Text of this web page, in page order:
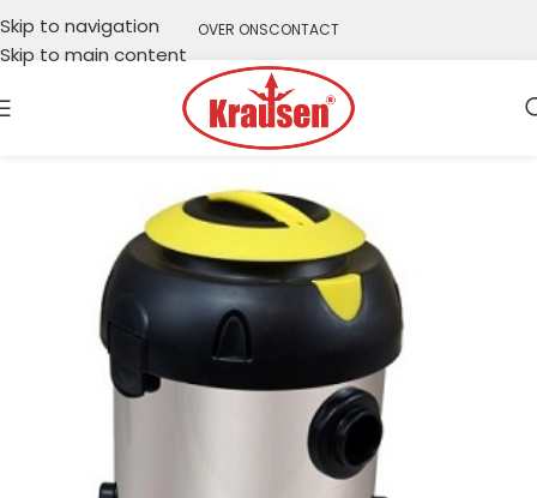
Skip to navigation
Skip to main content
OVER ONSCONTACT